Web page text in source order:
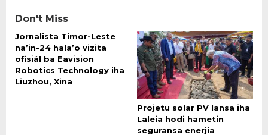
Don't Miss
Jornalista Timor-Leste
na’in-24 hala’o vizita
ofisiál ba Eavision
Robotics Technology iha
Liuzhou, Xina
Projetu solar PV lansa iha
Laleia hodi hametin
seguransa enerjia